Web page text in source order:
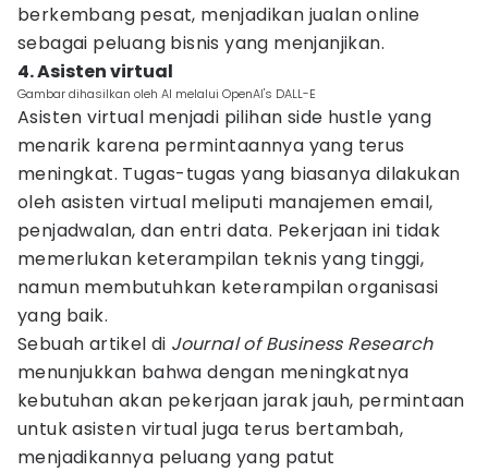
berkembang pesat, menjadikan jualan online
sebagai peluang bisnis yang menjanjikan.
4. Asisten virtual
Gambar dihasilkan oleh AI melalui OpenAI's DALL-E
Asisten virtual menjadi pilihan side hustle yang
menarik karena permintaannya yang terus
meningkat. Tugas-tugas yang biasanya dilakukan
oleh asisten virtual meliputi manajemen email,
penjadwalan, dan entri data. Pekerjaan ini tidak
memerlukan keterampilan teknis yang tinggi,
namun membutuhkan keterampilan organisasi
yang baik.
Sebuah artikel di Journal of Business Research
menunjukkan bahwa dengan meningkatnya
kebutuhan akan pekerjaan jarak jauh, permintaan
untuk asisten virtual juga terus bertambah,
menjadikannya peluang yang patut